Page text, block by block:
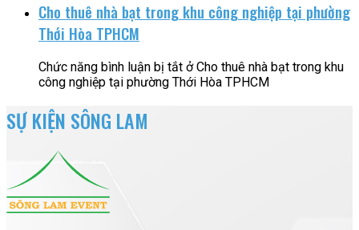
Cho thuê nhà bạt trong khu công nghiệp tại phường
Thới Hòa TPHCM
Chức năng bình luận bị tắt ở Cho thuê nhà bạt trong khu
công nghiệp tại phường Thới Hòa TPHCM
SỰ KIỆN SÔNG LAM